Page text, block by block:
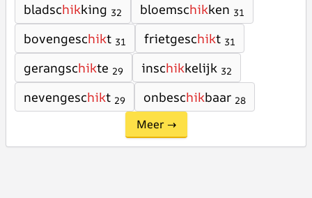
bladschikking 32 bloemschikken 31
bovengeschikt 31 frietgeschikt 31
gerangschikte 29 inschikkelijk 32
nevengeschikt 29 onbeschikbaar 28
Meer →